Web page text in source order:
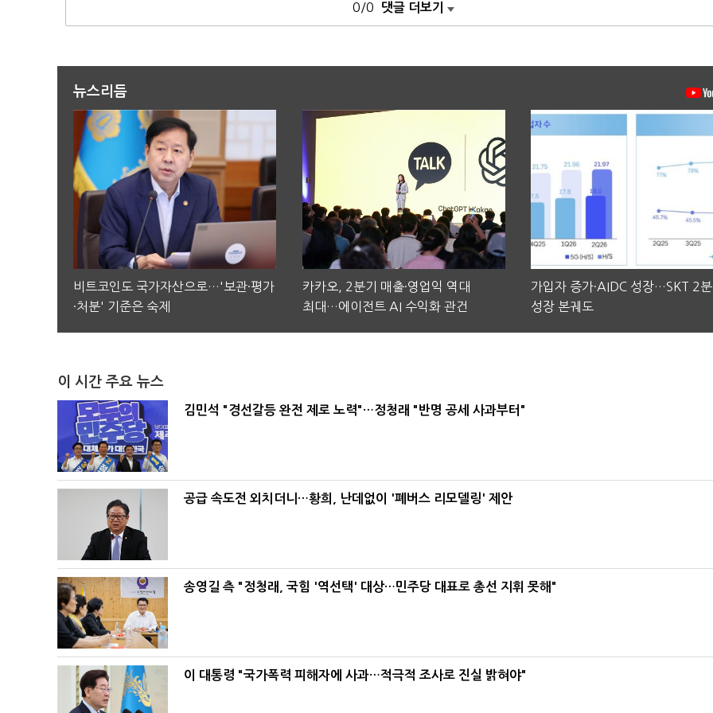
0/0 댓글 더보기
뉴스리듬
비트코인도 국가자산으로…'보관·평가
·처분' 기준은 숙제
카카오, 2분기 매출·영업익 역대
최대…에이전트 AI 수익화 관건
가입자 증가·AIDC 성장…SKT 2
성장 본궤도
이 시간 주요 뉴스
김민석 "경선갈등 완전 제로 노력"…정청래 "반명 공세 사과부터"
공급 속도전 외치더니…황희, 난데없이 '폐버스 리모델링' 제안
송영길 측 "정청래, 국힘 '역선택' 대상…민주당 대표로 총선 지휘 못해"
이 대통령 "국가폭력 피해자에 사과…적극적 조사로 진실 밝혀야"